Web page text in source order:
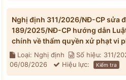
Nghị định 311/2026/NĐ-CP sửa
189/2025/NĐ-CP hướng dẫn
chính về thẩm quyền xử phạt vi
Loại: Nghị định Số hiệu: 311/
06/08/2026
Hiệu lực: Kiểm tra